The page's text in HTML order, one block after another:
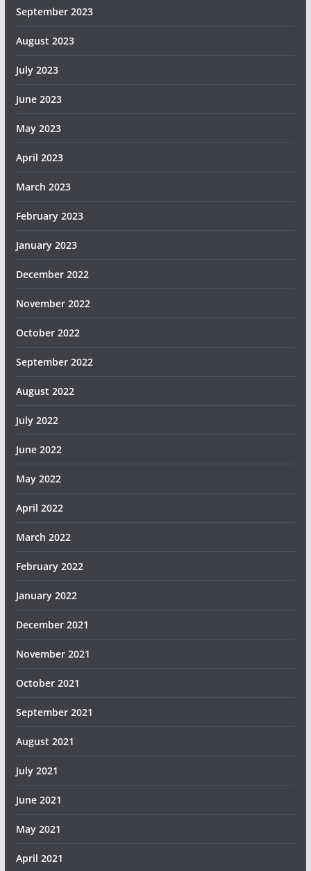
September 2023
August 2023
July 2023
June 2023
May 2023
April 2023
March 2023
February 2023
January 2023
December 2022
November 2022
October 2022
September 2022
August 2022
July 2022
June 2022
May 2022
April 2022
March 2022
February 2022
January 2022
December 2021
November 2021
October 2021
September 2021
August 2021
July 2021
June 2021
May 2021
April 2021